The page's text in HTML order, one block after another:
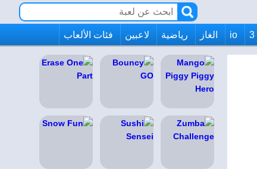
io الغاز رياضية لاعبين فئات الألعاب